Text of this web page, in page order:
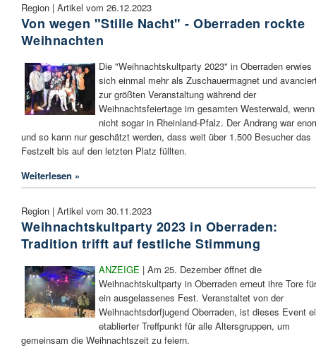
Region | Artikel vom 26.12.2023
Von wegen "Stille Nacht" - Oberraden rockte
Weihnachten
Die "Weihnachtskultparty 2023" in Oberraden erwies
sich einmal mehr als Zuschauermagnet und
zur größten Veranstaltung während der
Weihnachtsfeiertage im gesamten Westerwald, wenn
nicht sogar in Rheinland-Pfalz. Der Andrang war
und so kann nur geschätzt werden, dass weit über 1.500 Besucher das
Festzelt bis auf den letzten Platz füllten.
Weiterlesen »
Region | Artikel vom 30.11.2023
Weihnachtskultparty 2023 in Oberraden:
Tradition trifft auf festliche Stimmung
ANZEIGE | Am 25. Dezember öffnet die
Weihnachtskultparty in Oberraden erneut ihre Tore für
ein ausgelassenes Fest. Veranstaltet von der
Weihnachtsdorfjugend Oberraden, ist dieses Event
etablierter Treffpunkt für alle Altersgruppen, um
gemeinsam die Weihnachtszeit zu feiern.